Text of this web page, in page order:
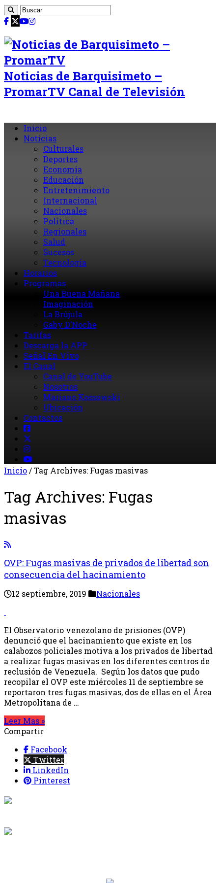
Noticias de Barquisimeto –
PromarTV Canal de Televisión
Inicio
Noticias
Culturales
Deportes
Economia
Educación
Entretenimiento
Internacional
Nacionales
Política
Regionales
Salud
Sucesos
Tecnología
Horarios
Programas
Una Buena Mañana
Imaginación
La Brújula
Gaby D’Noche
Tarifas
Descarga la APP
Señal En Vivo
El Canal
Canal de YouTube
Nosotros
Mariano Kossowski
Ubicación
Contactos
Inicio/Tag Archives: Fugas masivas
Tag Archives: Fugas
masivas
OVP: Fugas masivas de privados de libertad son
consecuencia del hacinamiento
12 septiembre, 2019 Nacionales
El Observatorio venezolano de prisiones (OVP)
denunció que el hacinamiento que existe en los
calabozos policiales motiva a los privados de libertad
a realizar fugas masivas en los diferentes centros de
reclusión de Venezuela. Según los datos que pudo
recopilar el OVP este miércoles 11 de septiembre se
reportaron tres fugas masivas, dos de ellas en el Área
Metropolitana de …
Leer Mas »
Compartir
Facebook
Twitter
LinkedIn
Pinterest